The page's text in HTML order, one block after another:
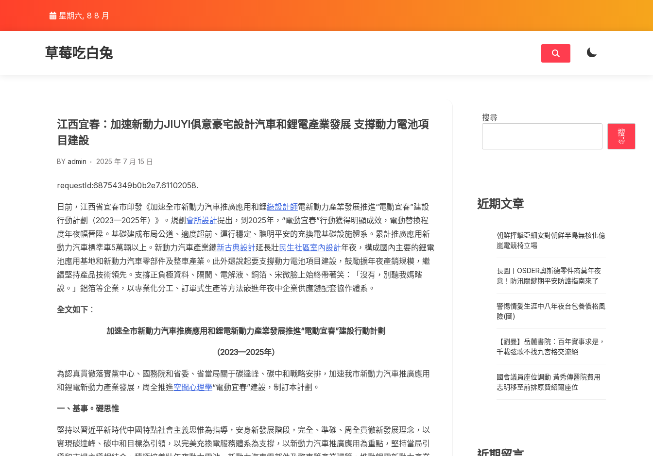
content
星期六, 8 8 月
草莓吃白兔
江西宜春：加速新動力JIUYI俱意豪宅設計汽車和鋰電產業發展 支撐動力電池項
目建設
BY admin 2025 年 7 月 15 日
requestId:68754349b0b2e7.61102058.
日前，江西省宜春市印發《加速全市新動力汽車推廣應用和鋰綠設計師電新動力產業發展推進“電動宜春”建設
行動計劃（2023—2025年）》。規劃 會所設計提出，到2025年，“電動宜春”行動獲得明顯成效，電動替換程
度年夜幅晉陞。基礎建成布局公道、適度超前、運行穩定、聰明平安的充換電基礎設施體系。累計推廣應用新
動力汽車標準車5萬輛以上。新動力汽車產業鏈新古典設計延長壯民生社區室內設計年夜，構成國內主要的鋰電
池應用基地和新動力汽車零部件及整車產業。此外還說起要支撐動力電池項目建設，鼓勵擴年夜產銷規模，繼
續堅持產品技術領先。支撐正負極資料、隔閡、電解液、銅箔、宋微臉上始終帶著笑：「沒有，別聽我媽瞎
說。」鋁箔等企業，以專業化分工、訂單式生產等方法嵌進年夜中企業供應鏈配套協作體系。
全文如下 ：
加速全市新動力汽車推廣應用和鋰電新動力產業發展推進“電動宜春”建設行動計劃
（2023—2025年）
為認真貫徹落實黨中心、國務院和省委、省當局關于碳達峰、碳中和戰略安排，加速我市新動力汽車推廣應用
和鋰電新動力產業發展，周全推進空間心理學“電動宜春”建設，制訂本計劃。
一、基事。礎思惟
堅持以習近平新時代中國特點社會主義思惟為指導，安身新發展階段，完全、準確、周全貫徹新發展理念，以
實現碳達峰、碳中和目標為引領，以完美充換電服務體系為支撐，以新動力汽車推廣應用為重點，堅持當局引
搜尋
搜
尋
近期文章
朝鮮抨擊亞細安對朝鮮半島無核化億
嵐電競椅立場
長圖丨OSDER奧斯德零件商莫年夜
意！防汛關鍵期平安防護指南來了
警惕情愛生涯中八年夜台包養價格風
險(圖)
【劉曼】岳麓書院：百年實事求是，
千載弦歌不找九宮格交流絕
國會議員座位調動 黃秀傳醫院費用
志明移至前排原費紹爾座位